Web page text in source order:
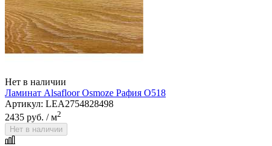
Нет в наличии
Ламинат Alsafloor Osmoze Рафия O518
Артикул: LEA2754828498
2435 руб. / м2
Нет в наличии